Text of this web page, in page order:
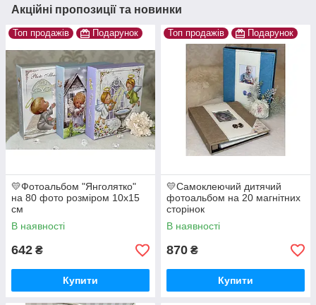
Акційні пропозиції та новинки
Топ продажів Подарунок
💛Фотоальбом "Янголятко"
на 80 фото розміром 10х15
см
В наявності
642 ₴
Купити
Топ продажів Подарунок
💛Самоклеючий дитячий
фотоальбом на 20 магнітних
сторінок
В наявності
870 ₴
Купити